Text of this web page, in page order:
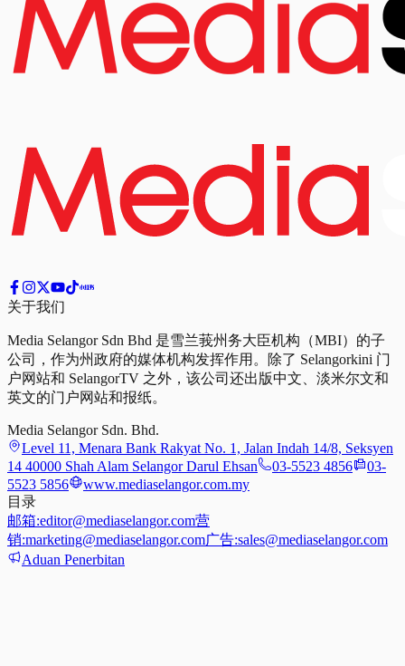
关于我们
Media Selangor Sdn Bhd 是雪兰莪州务大臣机构（MBI）的子
公司，作为州政府的媒体机构发挥作用。除了 Selangorkini 门
户网站和 SelangorTV 之外，该公司还出版中文、淡米尔文和
英文的门户网站和报纸。
Media Selangor Sdn. Bhd.
Level 11, Menara Bank Rakyat No. 1, Jalan Indah 14/8, Seksyen
14 40000 Shah Alam Selangor Darul Ehsan
03-5523 4856
03-
5523 5856
www.mediaselangor.com.my
目录
邮箱:editor@mediaselangor.com营
销:marketing@mediaselangor.com广告:sales@mediaselangor.com
Aduan Penerbitan